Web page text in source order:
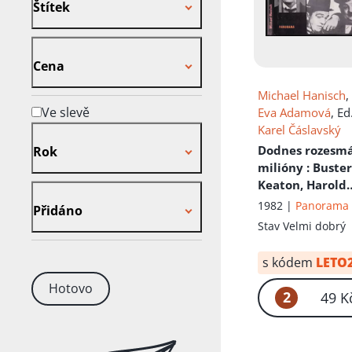
Štítek
Cena
Ve slevě
Rok
Přidáno
Hotovo
Michael Hanisch
Eva Adamová,
Karel Čáslavský
Dodnes
milióny : Buster
Keaton, Harold
Lloyd, Laurel &
Hardy
1982 | Panorama
StavVelmi dobrý
s kódem
2 49